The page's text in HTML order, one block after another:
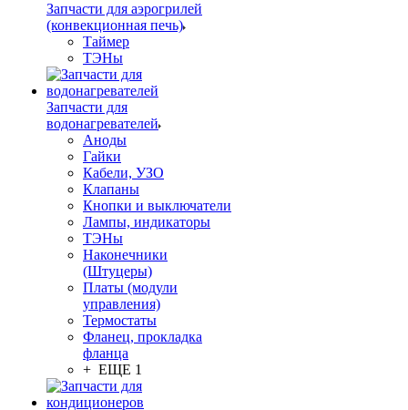
Запчасти для аэрогрилей
(конвекционная печь)
Таймер
ТЭНы
Запчасти для
водонагревателей
Аноды
Гайки
Кабели, УЗО
Клапаны
Кнопки и выключатели
Лампы, индикаторы
ТЭНы
Наконечники
(Штуцеры)
Платы (модули
управления)
Термостаты
Фланец, прокладка
фланца
+ ЕЩЕ 1